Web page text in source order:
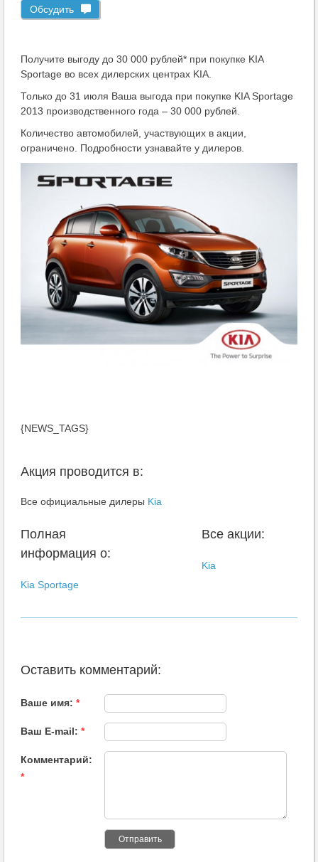
Обсудить
Получите выгоду до 30 000 рублей* при покупке KIA
Sportage во всех дилерских центрах KIA.
Только до 31 июля Ваша выгода при покупке KIA Sportage
2013 производственного года – 30 000 рублей.
Количество автомобилей, участвующих в акции,
ограничено. Подробности узнавайте у дилеров.
{NEWS_TAGS}
Акция проводится в:
Все официальные дилеры Kia
Полная
информация о:
Kia Sportage
Все акции:
Kia
Оставить комментарий:
Ваше имя: *
Ваш E-mail: *
Комментарий:
*
Отправить